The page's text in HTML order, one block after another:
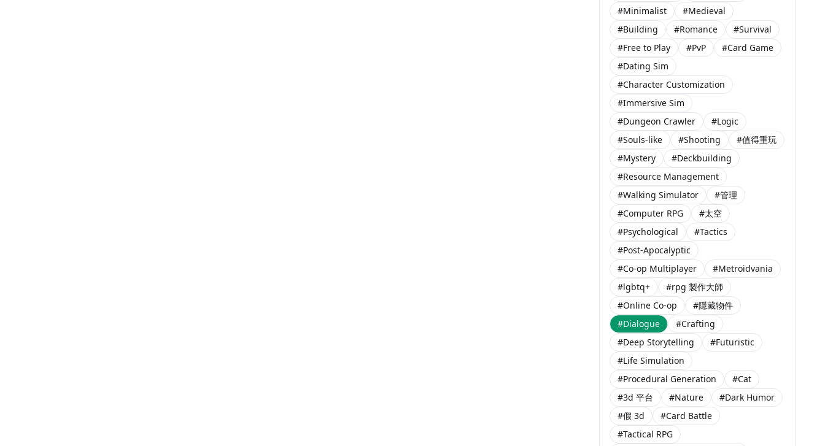
#Minimalist
#Medieval
#Building
#Romance
#Survival
#Free to Play
#PvP
#Card Game
#Dating Sim
#Character Customization
#Immersive Sim
#Dungeon Crawler
#Logic
#Souls-like
#Shooting
#值得重玩
#Mystery
#Deckbuilding
#Resource Management
#Walking Simulator
#管理
#Computer RPG
#太空
#Psychological
#Tactics
#Post-Apocalyptic
#Co-op Multiplayer
#Metroidvania
#lgbtq+
#rpg 製作大師
#Online Co-op
#隱藏物件
#Dialogue
#Crafting
#Deep Storytelling
#Futuristic
#Life Simulation
#Procedural Generation
#Cat
#3d 平台
#Nature
#Dark Humor
#假 3d
#Card Battle
#Tactical RPG